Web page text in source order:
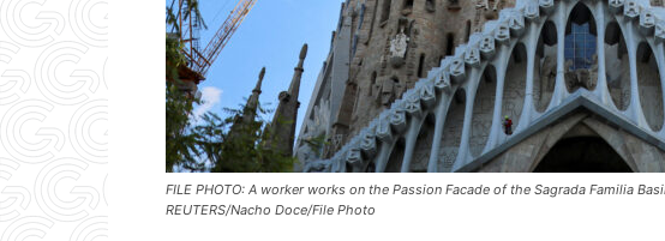
FILE PHOTO: A worker works on the Passion Facade of the Sagrada Familia
REUTERS/Nacho Doce/File Photo